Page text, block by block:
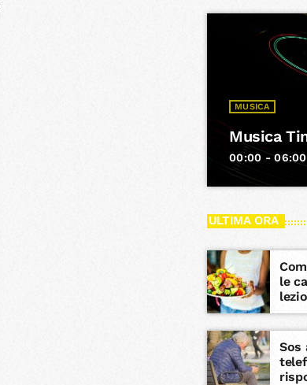
MUSICA
Musica
00:00 - 06:00
ULTIMA ORA
le
Sos